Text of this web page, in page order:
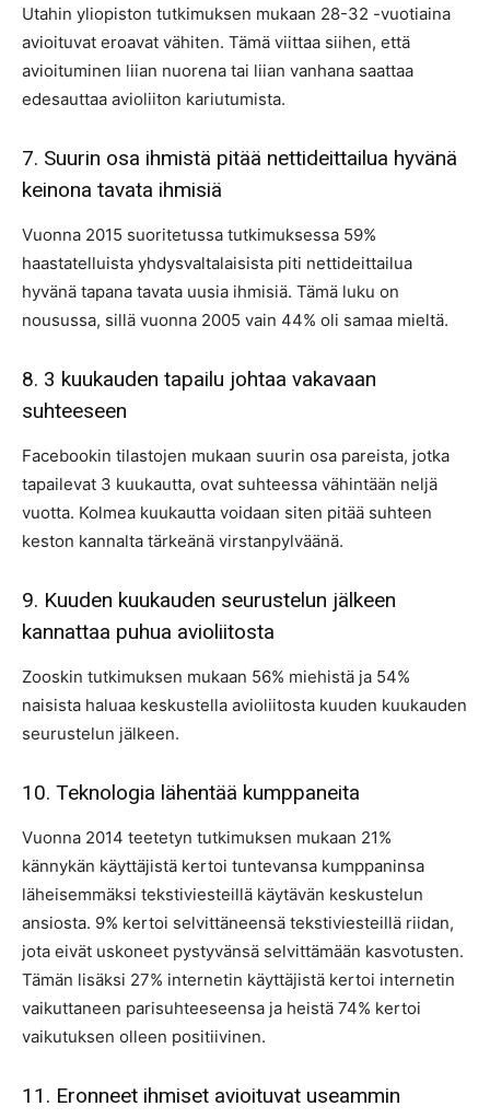
Utahin yliopiston tutkimuksen mukaan 28-32 -vuotiaina
avioituvat eroavat vähiten. Tämä viittaa siihen, että
avioituminen liian nuorena tai liian vanhana saattaa
edesauttaa avioliiton kariutumista.
7. Suurin osa ihmistä pitää nettideittailua hyvänä
keinona tavata ihmisiä
Vuonna 2015 suoritetussa tutkimuksessa 59%
haastatelluista yhdysvaltalaisista piti nettideittailua
hyvänä tapana tavata uusia ihmisiä. Tämä luku on
nousussa, sillä vuonna 2005 vain 44% oli samaa mieltä.
8. 3 kuukauden tapailu johtaa vakavaan
suhteeseen
Facebookin tilastojen mukaan suurin osa pareista, jotka
tapailevat 3 kuukautta, ovat suhteessa vähintään neljä
vuotta. Kolmea kuukautta voidaan siten pitää suhteen
keston kannalta tärkeänä virstanpylväänä.
9. Kuuden kuukauden seurustelun jälkeen
kannattaa puhua avioliitosta
Zooskin tutkimuksen mukaan 56% miehistä ja 54%
naisista haluaa keskustella avioliitosta kuuden kuukauden
seurustelun jälkeen.
10. Teknologia lähentää kumppaneita
Vuonna 2014 teetetyn tutkimuksen mukaan 21%
kännykän käyttäjistä kertoi tuntevansa kumppaninsa
läheisemmäksi tekstiviesteillä käytävän keskustelun
ansiosta. 9% kertoi selvittäneensä tekstiviesteillä riidan,
jota eivät uskoneet pystyvänsä selvittämään kasvotusten.
Tämän lisäksi 27% internetin käyttäjistä kertoi internetin
vaikuttaneen parisuhteeseensa ja heistä 74% kertoi
vaikutuksen olleen positiivinen.
11. Eronneet ihmiset avioituvat useammin